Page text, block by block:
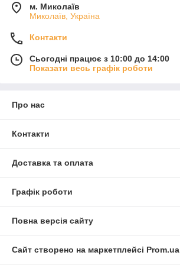
м. Миколаїв
Миколаїв, Україна
Контакти
Сьогодні працює з 10:00 до 14:00
Показати весь графік роботи
Про нас
Контакти
Доставка та оплата
Графік роботи
Повна версія сайту
Сайт створено на маркетплейсі Prom.ua